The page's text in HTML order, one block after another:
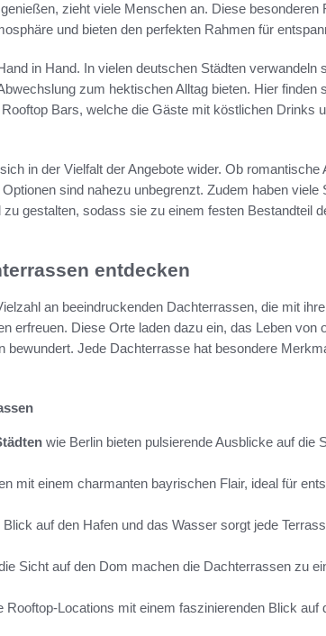
zieht viele Menschen an. Diese besonderen
und bieten den perfekten Rahmen für
in Hand. In vielen deutschen Städten verwandeln
zum hektischen Alltag bieten. Hier finden
Bars, welche die Gäste mit köstlichen Drinks
in der Vielfalt der Angebote wider. Ob romantische
sind nahezu unbegrenzt. Zudem haben viele
gestalten, sodass sie zu einem festen Bestandteil
entdecken
an beeindruckenden Dachterrassen, die mit
erfreuen. Diese Orte laden dazu ein, das Leben von
bewundert. Jede Dachterrasse hat besondere
wie Berlin bieten pulsierende Ausblicke auf die
mit einem charmanten bayrischen Flair, ideal für
auf den Hafen und das Wasser sorgt jede
Sicht auf den Dom machen die Dachterrassen zu
Rooftop-Locations mit einem faszinierenden Blick auf